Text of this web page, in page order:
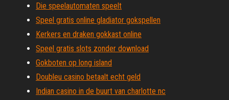
Die speelautomaten speelt
Speel gratis online gladiator gokspellen
Kerkers en draken gokkast online
Speel gratis slots zonder download
Gokboten op long island
Doubleu casino betaalt echt geld
Indian casino in de buurt van charlotte nc